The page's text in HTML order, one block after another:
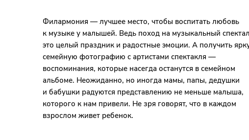
Филармония — лучшее место, чтобы воспитать любовь
к музыке у малышей. Ведь поход на музыкальный
это целый праздник и радостные эмоции. А получить
семейную фотографию с артистами спектакля —
воспоминания, которые насегда останутся в семейном
альбоме. Неожиданно, но иногда мамы, папы, дедушки
и бабушки радуются представлению не меньше малыша,
которого к нам привели. Не зря говорят, что в каждом
взрослом живет ребенок.